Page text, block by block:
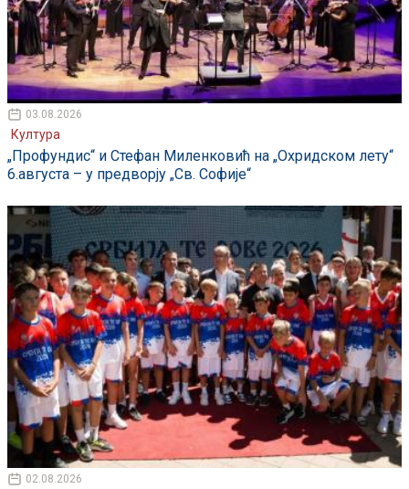
03.08.2026
Култура
„Профундис“ и Стефан Миленковић на „Охридском лету“
6.августа – у предворју „Св. Софије“
02.08.2026